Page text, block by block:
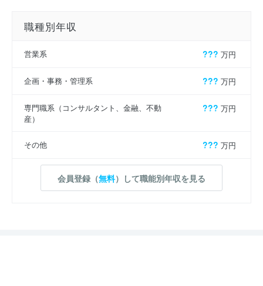
職種別年収
営業系 ??? 万円
企画・事務・管理系 ??? 万円
専門職系（コンサルタント、金融、不動
産）
??? 万円
その他 ??? 万円
会員登録（無料）して職能別年収を見る